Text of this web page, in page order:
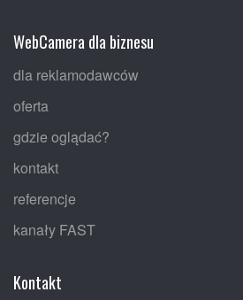
WebCamera dla biznesu
dla reklamodawców
oferta
gdzie oglądać?
kontakt
referencje
kanały FAST
Kontakt